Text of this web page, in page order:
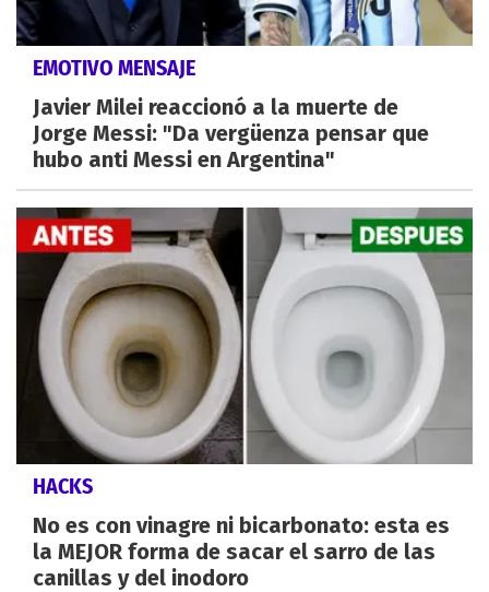
EMOTIVO MENSAJE
Javier Milei reaccionó a la muerte de
Jorge Messi: "Da vergüenza pensar que
hubo anti Messi en Argentina"
HACKS
No es con vinagre ni bicarbonato: esta es
la MEJOR forma de sacar el sarro de las
canillas y del inodoro